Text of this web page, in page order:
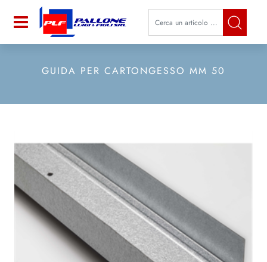
Open La modifica di un filtro
GUIDA PER CARTONGESSO MM 50